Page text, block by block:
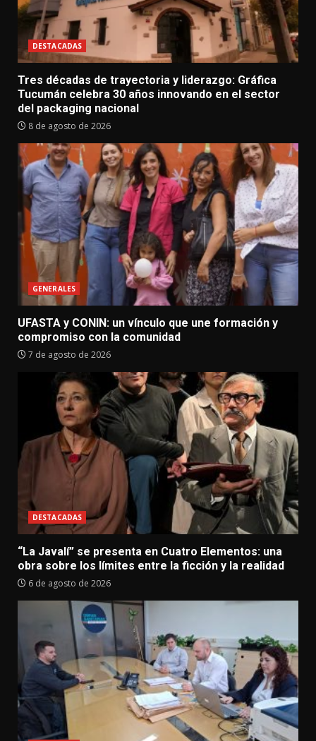
DESTACADAS
Tres décadas de trayectoria y liderazgo: Gráfica
Tucumán celebra 30 años innovando en el sector
del packaging nacional
8 de agosto de 2026
GENERALES
UFASTA y CONIN: un vínculo que une formación y
compromiso con la comunidad
7 de agosto de 2026
DESTACADAS
“La Javalí” se presenta en Cuatro Elementos: una
obra sobre los límites entre la ficción y la realidad
6 de agosto de 2026